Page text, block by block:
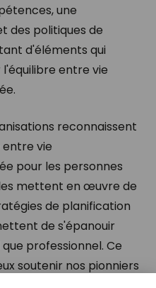
une
des politiques de
d'éléments qui
entre vie
reconnaissent
vie
pour les personnes
mettent en œuvre de
de planification
de s'épanouir
professionnel. Ce
soutenir nos pionniers